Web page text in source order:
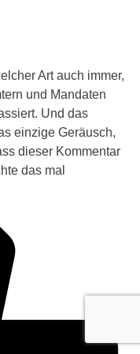
Art auch immer,
und Mandaten
Und das
einzige Geräusch,
dieser Kommentar
das mal